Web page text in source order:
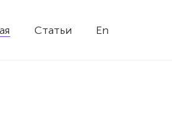
Статьи En